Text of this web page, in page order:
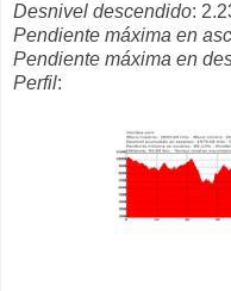
Desnivel descendido:
Pendiente máxima en
Pendiente máxima en
Perfil: